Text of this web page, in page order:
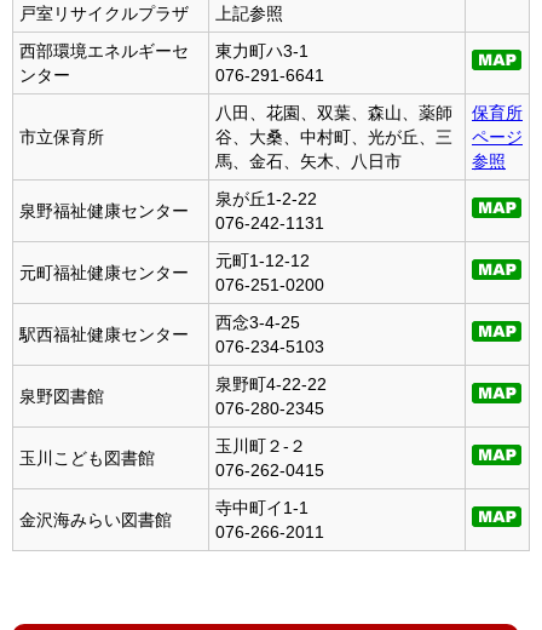
戸室リサイクルプラザ
上記参照
西部環境エネルギーセ
ンター
東力町ハ3-1
076-291-6641
市立保育所
八田、花園、双葉、森山、薬師
谷、大桑、中村町、光が丘、三
馬、金石、矢木、八日市
保育所
ページ
参照
泉野福祉健康センター
泉が丘1-2-22
076-242-1131
元町福祉健康センター
元町1-12-12
076-251-0200
駅西福祉健康センター
西念3-4-25
076-234-5103
泉野図書館
泉野町4-22-22
076-280-2345
玉川こども図書館
玉川町２-２
076-262-0415
金沢海みらい図書館
寺中町イ1-1
076-266-2011